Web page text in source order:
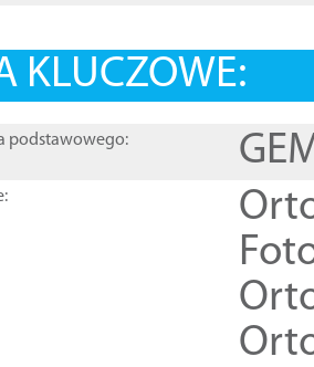
KLUCZOWE:
podstawowego: